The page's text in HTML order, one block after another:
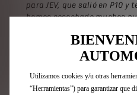
para JEV, que salió en P10 y
hemos cosechado muchos
Mañana volvemos a la pista
carrera sólida».
Utilizamos cookies y/u otras
“Herramientas”) para garantizar que